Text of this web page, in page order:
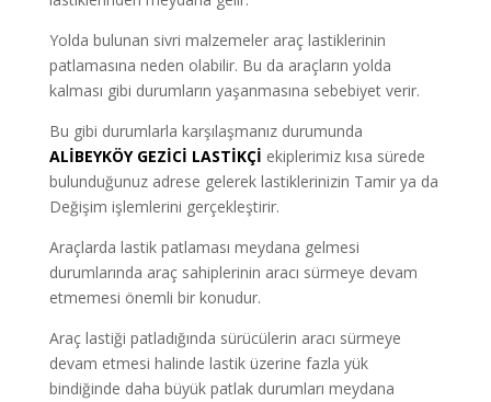
Yolda bulunan sivri malzemeler araç lastiklerinin
patlamasına neden olabilir. Bu da araçların yolda
kalması gibi durumların yaşanmasına sebebiyet verir.
Bu gibi durumlarla karşılaşmanız durumunda
ALİBEYKÖY GEZİCİ LASTİKÇİ ekiplerimiz kısa sürede
bulunduğunuz adrese gelerek lastiklerinizin Tamir ya da
Değişim işlemlerini gerçekleştirir.
Araçlarda lastik patlaması meydana gelmesi
durumlarında araç sahiplerinin aracı sürmeye devam
etmemesi önemli bir konudur.
Araç lastiği patladığında sürücülerin aracı sürmeye
devam etmesi halinde lastik üzerine fazla yük
bindiğinde daha büyük patlak durumları meydana